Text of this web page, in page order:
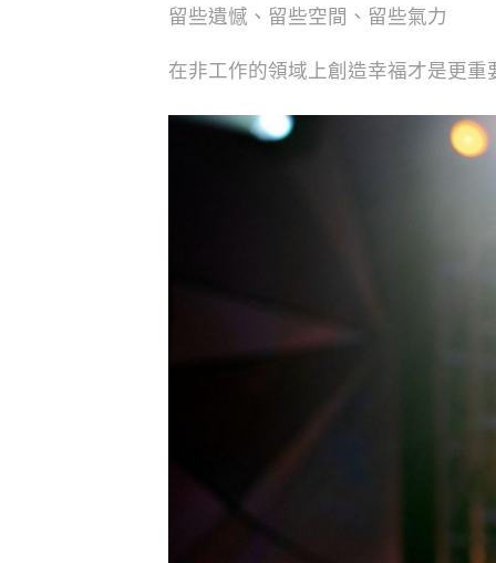
留些遺憾、留些空間、留些氣力
在非工作的領域上創造幸福才是更重